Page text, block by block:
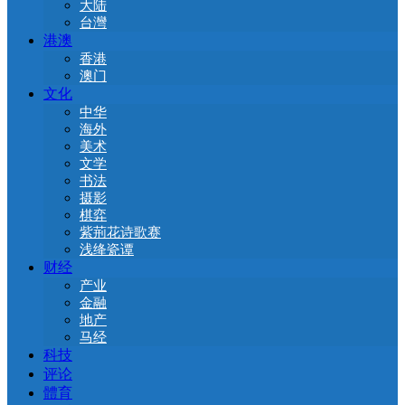
大陆
台灣
港澳
香港
澳门
文化
中华
海外
美术
文学
书法
摄影
棋弈
紫荊花诗歌赛
浅绛瓷谭
财经
产业
金融
地产
马经
科技
评论
體育